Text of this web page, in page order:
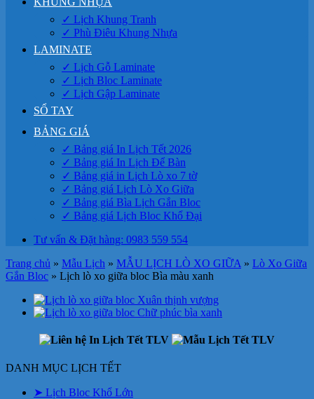
✓ Lịch Khung Tranh
✓ Phù Điêu Khung Nhựa
LAMINATE
✓ Lịch Gỗ Laminate
✓ Lịch Bloc Laminate
✓ Lịch Gập Laminate
SỔ TAY
BẢNG GIÁ
✓ Bảng giá In Lịch Tết 2026
✓ Bảng giá In Lịch Để Bàn
✓ Bảng giá in Lịch Lò xo 7 tờ
✓ Bảng giá Lịch Lò Xo Giữa
✓ Bảng giá Bìa Lịch Gắn Bloc
✓ Bảng giá Lịch Bloc Khổ Đại
Tư vấn & Đặt hàng: 0983 559 554
Trang chủ » Mẫu Lịch » MẪU LỊCH LÒ XO GIỮA » Lò Xo Giữa
Gắn Bloc » Lịch lò xo giữa bloc Bìa màu xanh
DANH MỤC LỊCH TẾT
➤ Lịch Bloc Khổ Lớn